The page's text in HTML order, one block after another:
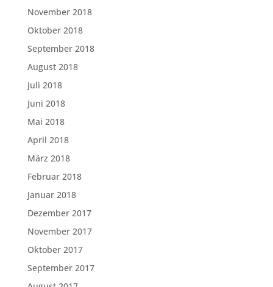
November 2018
Oktober 2018
September 2018
August 2018
Juli 2018
Juni 2018
Mai 2018
April 2018
März 2018
Februar 2018
Januar 2018
Dezember 2017
November 2017
Oktober 2017
September 2017